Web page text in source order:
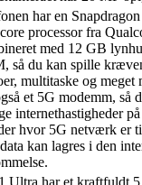
har en
processor fra
med 12 GB
så du kan spille
multitaske og meget
et 5G modemm, så
internethastigheder
hvor 5G netværk er
kan lagres i den
Ultra har et kraftfuldt